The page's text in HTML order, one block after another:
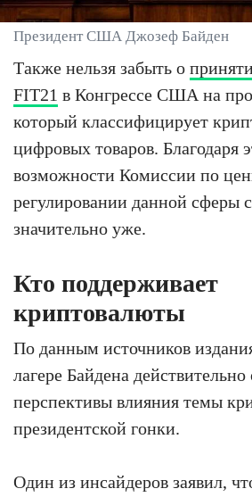
Президент США Джозеф Байден
Также нельзя забыть о
FIT21 в Конгрессе США на
который классифицирует
цифровых товаров. Благодаря
возможности Комиссии по
регулировании данной сферы
значительно уже.
Кто поддерживает
криптовалюты
По данным источников
лагере Байдена
перспективы влияния темы
президентской гонки.
Один из инсайдеров заявил,